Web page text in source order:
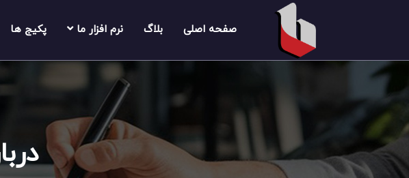
صفحه اصلی بلاگ نرم افزار ما پکیج ها